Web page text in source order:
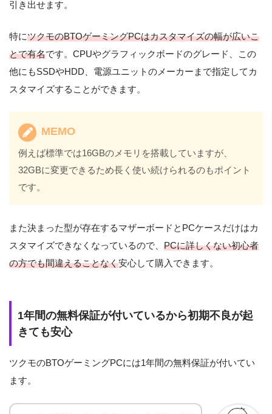
引き出せます。
特にツクモのBTOゲーミングPCはカスタマイズの幅が広いこ
とで有名です。CPUやグラフィックボードのグレード、この
他にもSSDやHDD、電源ユニットのメーカーまで指定してカ
スタマイズすることができます。
MEMO
例えば標準では16GBのメモリを搭載していますが、
32GBに変更できるため長く使い続けられるのもポイント
です。
また決まった型が存在するマザーボードとPCケースだけはカ
スタマイズできなくなっているので、 PCに詳しくない初心者
の方でも間違えることなく安心して購入できます。
1年間の無料保証が付いているから初期不良が起
きても安心
ツクモのBTOゲーミングPCには1年間の無料保証が付いてい
ます。